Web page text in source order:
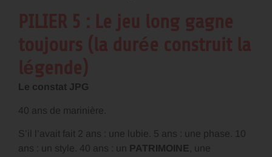
PILIER 5 : Le jeu long gagne
toujours (la durée construit la
légende)
Le constat JPG
40 ans de marinière.
S’il l’avait fait 2 ans : une lubie. 5 ans : une phase. 10
ans : un style. 40 ans : un PATRIMOINE
, une